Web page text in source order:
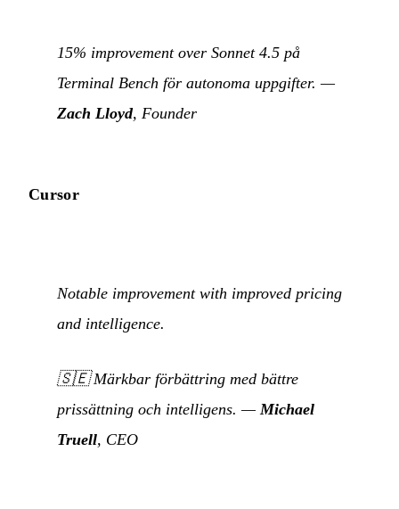
15% improvement over Sonnet 4.5 på
Terminal Bench för autonoma uppgifter. —
Zach Lloyd, Founder
Cursor
Notable improvement with improved pricing
and intelligence.
🇸🇪Märkbar förbättring med bättre
prissättning och intelligens. — Michael
Truell, CEO